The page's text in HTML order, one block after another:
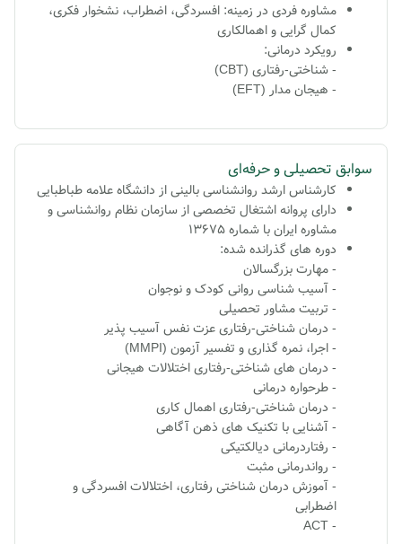
مشاوره فردی در زمینه: افسردگی، اضطراب، نشخوار فکری،
کمال گرایی و اهمالکاری
رویکرد درمانی:
- شناختی-رفتاری (CBT)
- هیجان مدار (EFT)
سوابق تحصیلی و حرفه‌ای
کارشناس ارشد روانشناسی بالینی از دانشگاه علامه طباطبایی
دارای پروانه اشتغال تخصصی از سازمان نظام روانشناسی و
مشاوره ایران با شماره 13675
دوره های گذرانده شده:
- مهارت بزرگسالان
- آسیب شناسی روانی کودک و نوجوان
- تربیت مشاور تحصیلی
- درمان شناختی-رفتاری عزت نفس آسیب پذیر
- اجرا، نمره گذاری و تفسیر آزمون (MMPI)
- درمان های شناختی-رفتاری اختلالات هیجانی
- طرحواره درمانی
- درمان شناختی-رفتاری اهمال کاری
- آشنایی با تکنیک های ذهن آگاهی
- رفتاردرمانی دیالکتیکی
- رواندرمانی مثبت
- آموزش درمان شناختی رفتاری، اختلالات افسردگی و
اضطرابی
- ACT